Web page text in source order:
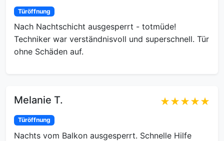
Türöffnung
Nach Nachtschicht ausgesperrt - totmüde!
Techniker war verständnisvoll und superschnell. Tür
ohne Schäden auf.
Melanie T. ★★★★★
Türöffnung
Nachts vom Balkon ausgesperrt. Schnelle Hilfe